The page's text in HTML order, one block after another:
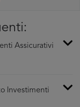
Assicurativi
Investimenti